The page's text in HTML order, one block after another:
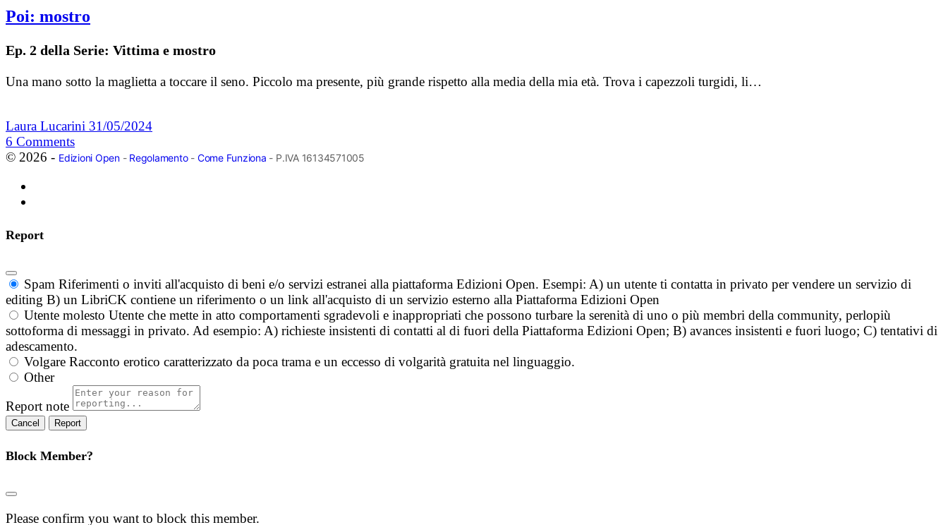
Poi: mostro
Ep. 2 della Serie: Vittima e mostro
Una mano sotto la maglietta a toccare il seno. Piccolo ma presente, più grande rispetto alla media della mia età. Trova i capezzoli turgidi, li…
Laura Lucarini 31/05/2024
6 Comments
© 2026 - Edizioni Open- Regolamento- Come Funziona - P.IVA 16134571005
Report
Spam Riferimenti o inviti all'acquisto di beni e/o servizi estranei alla piattaforma Edizioni Open. Esempi: A) un utente ti contatta in privato per vendere un servizio di
editing B) un LibriCK contiene un riferimento o un link all'acquisto di un servizio esterno alla Piattaforma Edizioni Open
Utente molesto Utente che mette in atto comportamenti sgradevoli e inappropriati che possono turbare la serenità di uno o più membri della community, perlopiù
sottoforma di messaggi in privato. Ad esempio: A) richieste insistenti di contatti al di fuori della Piattaforma Edizioni Open; B) avances insistenti e fuori luogo; C) tentativi di
adescamento.
Volgare Racconto erotico caratterizzato da poca trama e un eccesso di volgarità gratuita nel linguaggio.
Other
Report note
Report
Block Member?
Please confirm you want to block this member.